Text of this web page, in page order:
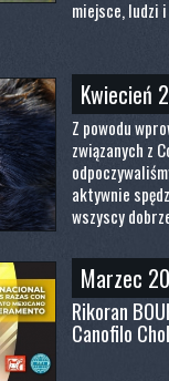
miejsce, ludzi
Kwiecień
Z powodu
związanych z
aktywnie
wszyscy
Marzec
Rikoran
Canofilo